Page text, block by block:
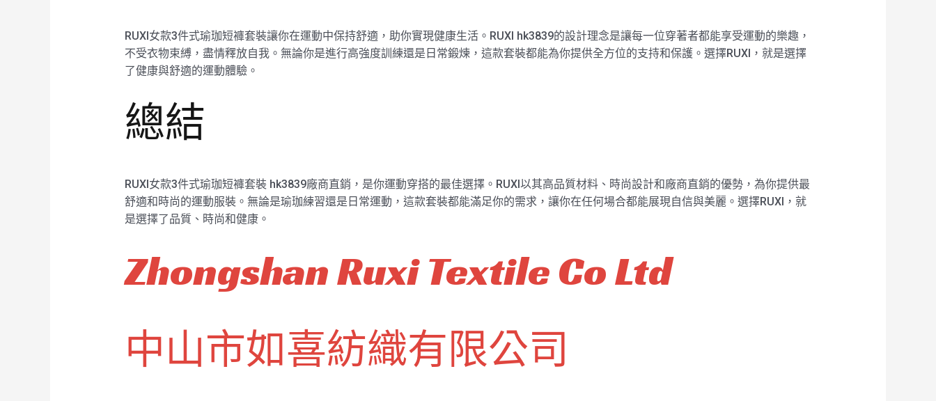
RUXI女款3件式瑜珈短褲套裝讓你在運動中保持舒適，助你實現健康生活。RUXI hk3839的設計理念是讓每一位穿著者都能享受運動的樂趣，
不受衣物束縛，盡情釋放自我。無論你是進行高強度訓練還是日常鍛煉，這款套裝都能為你提供全方位的支持和保護。選擇RUXI，就是選擇
了健康與舒適的運動體驗。
總結
RUXI女款3件式瑜珈短褲套裝 hk3839廠商直銷，是你運動穿搭的最佳選擇。RUXI以其高品質材料、時尚設計和廠商直銷的優勢，為你提供最
舒適和時尚的運動服裝。無論是瑜珈練習還是日常運動，這款套裝都能滿足你的需求，讓你在任何場合都能展現自信與美麗。選擇RUXI，就
是選擇了品質、時尚和健康。
Zhongshan Ruxi Textile Co Ltd
中山市如喜紡織有限公司